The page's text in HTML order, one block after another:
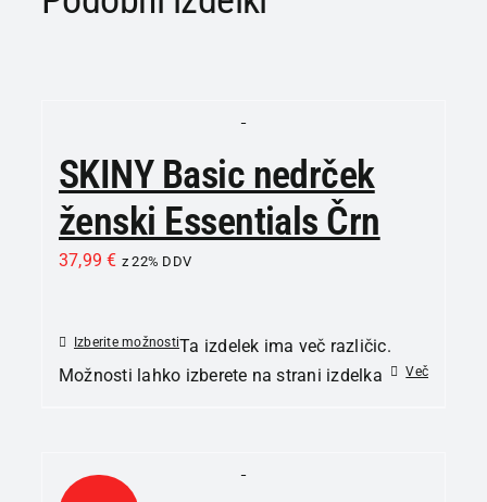
SKINY Basic nedrček
ženski Essentials Črn
37,99€ z 22% DDV
Izberite možnostiTa izdelek ima več različic.
Možnosti lahko izberete na strani izdelka
Več